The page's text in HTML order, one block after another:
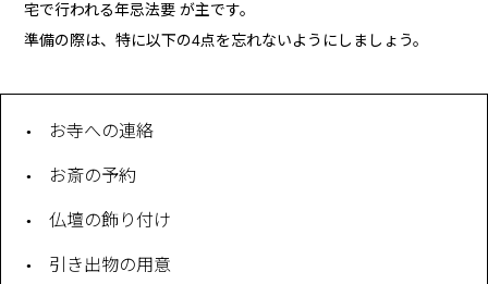
宅で行われる年忌法要 が主です。
準備の際は、特に以下の4点を忘れないようにしましょう。
お寺への連絡
お斎の予約
仏壇の飾り付け
引き出物の用意